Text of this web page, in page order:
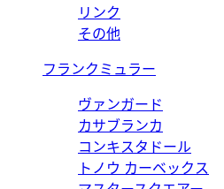
リンク
その他
フランクミュラー
ヴァンガード
カサブランカ
コンキスタドール
トノウ カーベックス